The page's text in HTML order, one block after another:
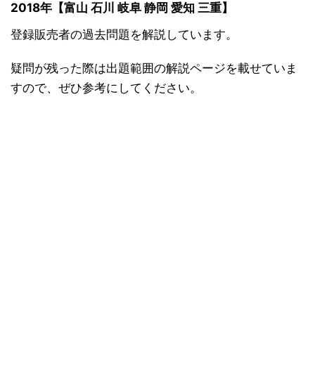
2018年【富山 石川 岐阜 静岡 愛知 三重】
登録販売者の過去問題を解説しています。
疑問が残った際は出題範囲の解説ページを載せていま
すので、ぜひ参考にしてください。